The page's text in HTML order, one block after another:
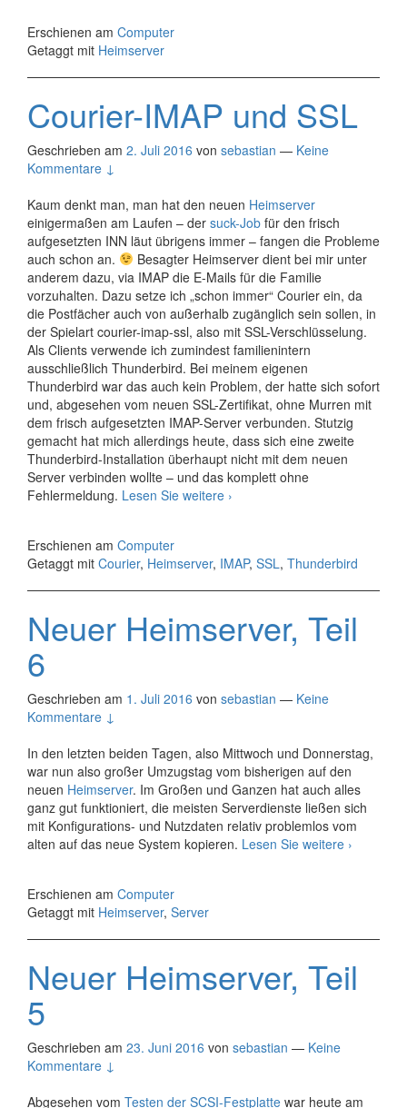
Erschienen am Computer
Getaggt mit Heimserver
Courier-IMAP und SSL
Geschrieben am 2. Juli 2016 von sebastian — Keine
Kommentare ↓
Kaum denkt man, man hat den neuen Heimserver
einigermaßen am Laufen – der suck-Job für den frisch
aufgesetzten INN läut übrigens immer – fangen die Probleme
auch schon an.
Besagter Heimserver dient bei mir unter
anderem dazu, via IMAP die E-Mails für die Familie
vorzuhalten. Dazu setze ich „schon immer“ Courier ein, da
die Postfächer auch von außerhalb zugänglich sein sollen, in
der Spielart courier-imap-ssl, also mit SSL-Verschlüsselung.
Als Clients verwende ich zumindest familienintern
ausschließlich Thunderbird. Bei meinem eigenen
Thunderbird war das auch kein Problem, der hatte sich sofort
und, abgesehen vom neuen SSL-Zertifikat, ohne Murren mit
dem frisch aufgesetzten IMAP-Server verbunden. Stutzig
gemacht hat mich allerdings heute, dass sich eine zweite
Thunderbird-Installation überhaupt nicht mit dem neuen
Server verbinden wollte – und das komplett ohne
Fehlermeldung. Lesen Sie weitere Courier-
›
Erschienen am Computer
Getaggt mit Courier, Heimserver, IMAP, SSL, Thunderbird
Neuer Heimserver, Teil
6
Geschrieben am 1. Juli 2016 von sebastian — Keine
Kommentare ↓
In den letzten beiden Tagen, also Mittwoch und Donnerstag,
war nun also großer Umzugstag vom bisherigen auf den
neuen Heimserver. Im Großen und Ganzen hat auch alles
ganz gut funktioniert, die meisten Serverdienste ließen sich
mit Konfigurations- und Nutzdaten relativ problemlos vom
alten auf das neue System kopieren. Lesen Sie weitere Neuer
›
Erschienen am Computer
Getaggt mit Heimserver, Server
Neuer Heimserver, Teil
5
Geschrieben am 23. Juni 2016 von sebastian — Keine
Kommentare ↓
Abgesehen vom Testen der SCSI-Festplatte war heute am